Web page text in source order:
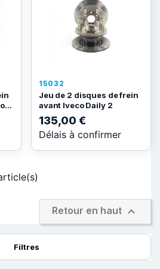
15032
Jeu de 2 disques de frein
avant Iveco Daily 2
135,00 €
Délais à confirmer
Retour en haut 
Filtres